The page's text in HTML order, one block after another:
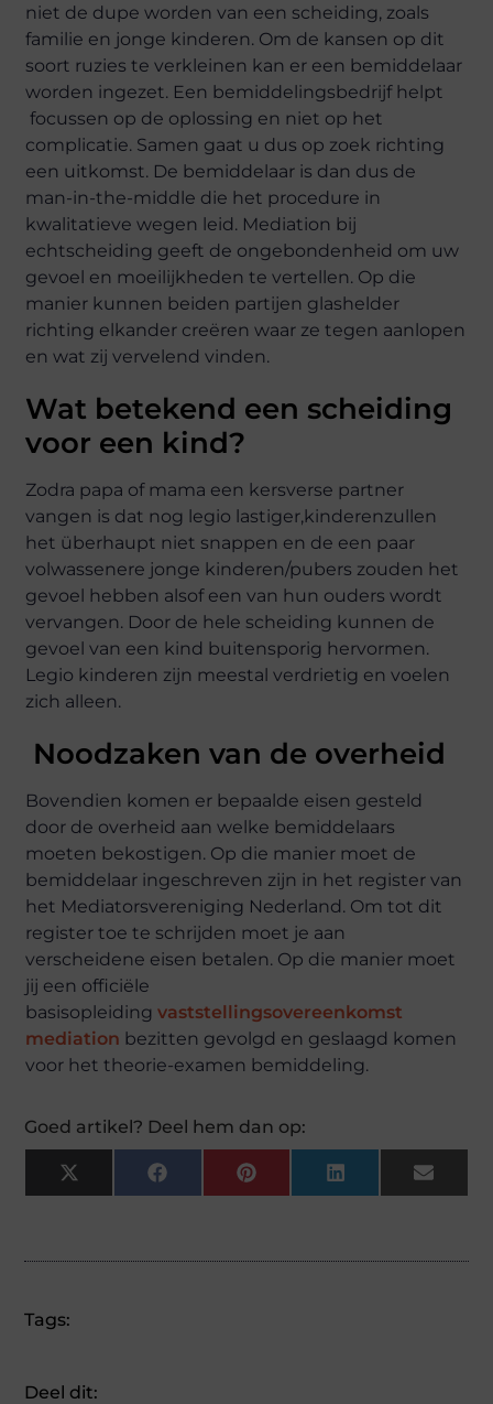
niet de dupe worden van een scheiding, zoals
familie en jonge kinderen. Om de kansen op dit
soort ruzies te verkleinen kan er een bemiddelaar
worden ingezet. Een bemiddelingsbedrijf helpt
focussen op de oplossing en niet op het
complicatie. Samen gaat u dus op zoek richting
een uitkomst. De bemiddelaar is dan dus de
man-in-the-middle die het procedure in
kwalitatieve wegen leid. Mediation bij
echtscheiding geeft de ongebondenheid om uw
gevoel en moeilijkheden te vertellen. Op die
manier kunnen beiden partijen glashelder
richting elkander creëren waar ze tegen aanlopen
en wat zij vervelend vinden.
Wat betekend een scheiding
voor een kind?
Zodra papa of mama een kersverse partner
vangen is dat nog legio lastiger,kinderenzullen
het überhaupt niet snappen en de een paar
volwassenere jonge kinderen/pubers zouden het
gevoel hebben alsof een van hun ouders wordt
vervangen. Door de hele scheiding kunnen de
gevoel van een kind buitensporig hervormen.
Legio kinderen zijn meestal verdrietig en voelen
zich alleen.
Noodzaken van de overheid
Bovendien komen er bepaalde eisen gesteld
door de overheid aan welke bemiddelaars
moeten bekostigen. Op die manier moet de
bemiddelaar ingeschreven zijn in het register van
het Mediatorsvereniging Nederland. Om tot dit
register toe te schrijden moet je aan
verscheidene eisen betalen. Op die manier moet
jij een officiële
basisopleidingvaststellingsovereenkomst
mediation bezitten gevolgd en geslaagd komen
voor het theorie-examen bemiddeling.
Goed artikel? Deel hem dan op:
X
(Twitter)
FacebookPinterestLinkedInEmail
Tags:
Deel dit: